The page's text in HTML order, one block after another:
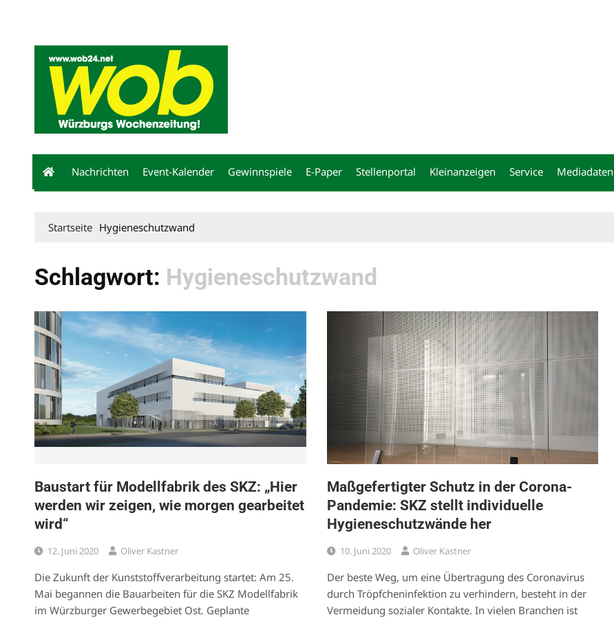
Nachrichten Event-Kalender Gewinnspiele E-Paper Stellenportal Kleinanzeigen Service Mediadaten
Startseite Hygieneschutzwand
Schlagwort: Hygieneschutzwand
Baustart für Modellfabrik des SKZ: „Hier
werden wir zeigen, wie morgen gearbeitet
wird“
12. Juni 2020 Oliver Kastner
Die Zukunft der Kunststoffverarbeitung startet: Am 25.
Mai begannen die Bauarbeiten für die SKZ Modellfabrik
im Würzburger Gewerbegebiet Ost. Geplante
Maßgefertigter Schutz in der Corona-
Pandemie: SKZ stellt individuelle
Hygieneschutzwände her
10. Juni 2020 Oliver Kastner
Der beste Weg, um eine Übertragung des Coronavirus
durch Tröpfcheninfektion zu verhindern, besteht in der
Vermeidung sozialer Kontakte. In vielen Branchen ist